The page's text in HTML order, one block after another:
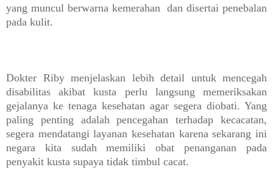
yang muncul berwarna kemerahan dan disertai penebalan
pada kulit.
Dokter Riby menjelaskan lebih detail untuk mencegah
disabilitas akibat kusta perlu langsung memeriksakan
gejalanya ke tenaga kesehatan agar segera diobati. Yang
paling penting adalah pencegahan terhadap kecacatan,
segera mendatangi layanan kesehatan karena sekarang ini
negara kita sudah memiliki obat penanganan pada
penyakit kusta supaya tidak timbul cacat.